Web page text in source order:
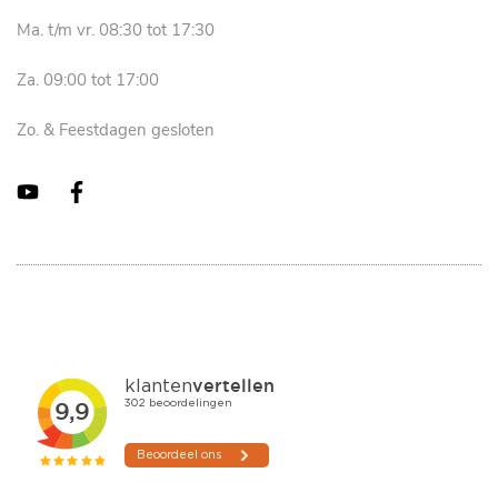
Ma. t/m vr. 08:30 tot 17:30
Za. 09:00 tot 17:00
Zo. & Feestdagen gesloten